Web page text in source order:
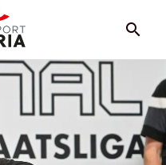
search